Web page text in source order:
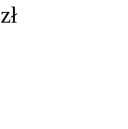
zł